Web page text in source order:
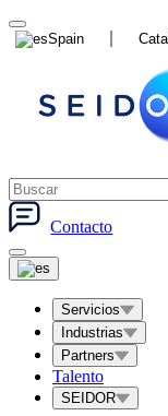
Spain
Contacto
Servicios
Industrias
Partners
Talento
SEIDOR